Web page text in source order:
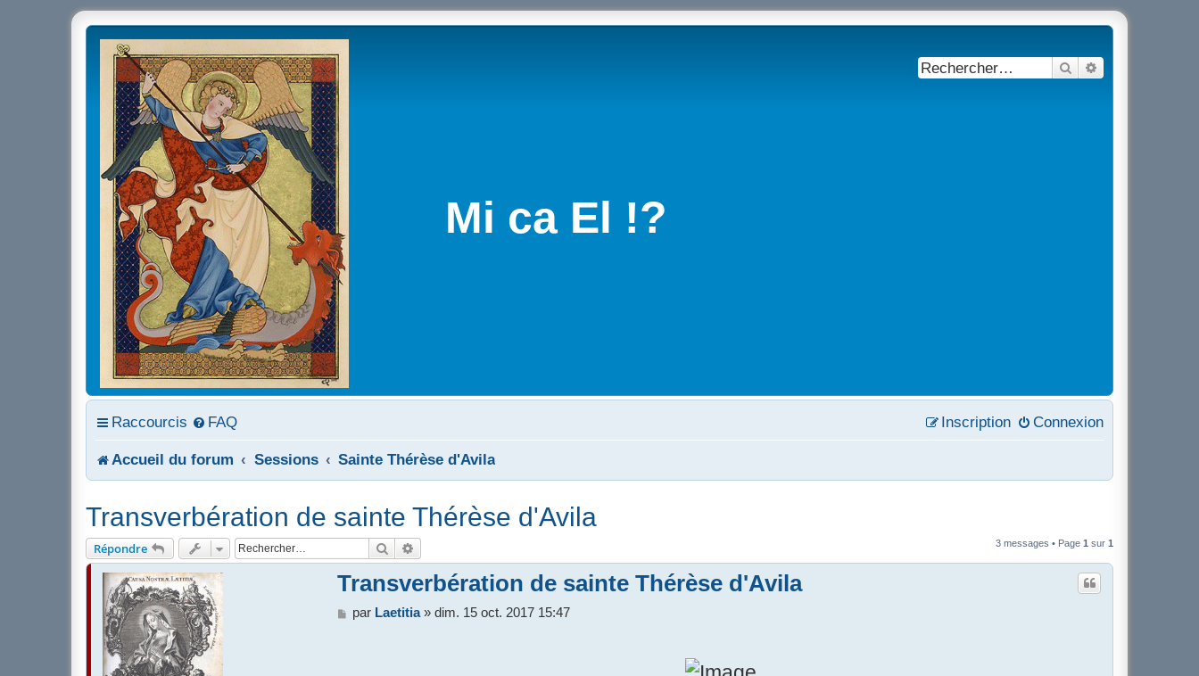
Mi ca El !?
Rechercher
Raccourcis FAQ Connexion
Inscription
Accueil du forum Sessions Sainte Thérèse d'Avila
Transverbération de sainte Thérèse d'Avila
Répondre Rechercher 3 messages • Page 1 sur 1
Transverbération de sainte Thérèse d'Avila
M
par Laetitia»dim. 15 oct. 2017 15:47